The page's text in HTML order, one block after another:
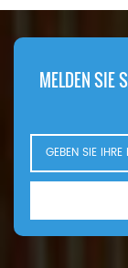
MELDEN SIE